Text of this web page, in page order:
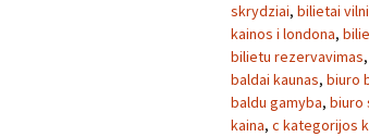
skrydziai, bilietai
kainos i londona,
bilietu rezervavimas,
baldai kaunas, biuro
baldu gamyba, biuro
kaina, c kategorijos